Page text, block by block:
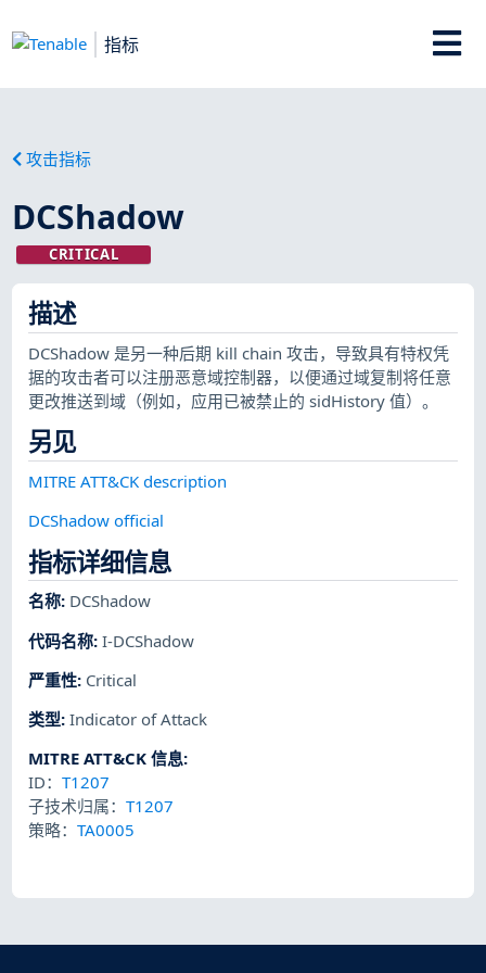
指标
攻击指标
DCShadow
CRITICAL
描述
DCShadow 是另一种后期 kill chain 攻击，导致具有特权凭
据的攻击者可以注册恶意域控制器，以便通过域复制将任意
更改推送到域（例如，应用已被禁止的 sidHistory 值）。
另见
MITRE ATT&CK description
DCShadow official
指标详细信息
名称: DCShadow
代码名称:I-DCShadow
严重性: Critical
类型:Indicator of Attack
MITRE ATT&CK 信息:
ID：T1207
子技术归属：T1207
策略：TA0005